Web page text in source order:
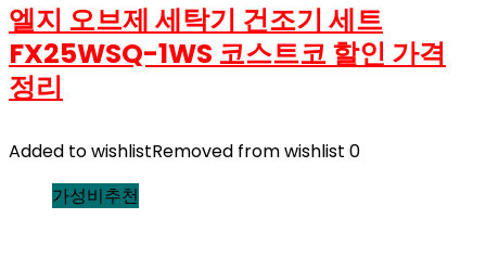
엘지 오브제 세탁기 건조기 세트
FX25WSQ-1WS 코스트코 할인 가격
정리
Added to wishlistRemoved from wishlist 0
가성비추천